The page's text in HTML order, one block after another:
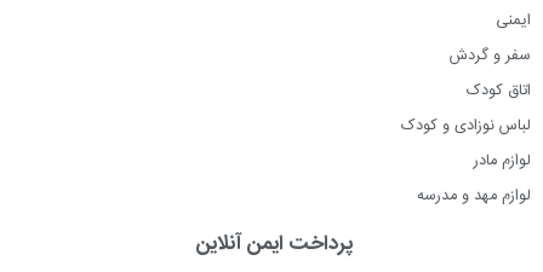
ایمنی
سفر و گردش
اتاق کودک
لباس نوزادی و کودک
لوازم مادر
لوازم مهد و مدرسه
پرداخت ایمن آنلاین